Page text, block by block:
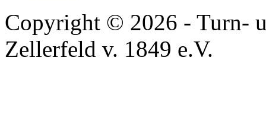
Copyright © 2026 - Turn-
Zellerfeld v. 1849 e.V.